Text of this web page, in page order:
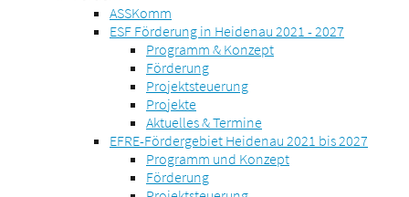
ASSKomm
ESF Förderung in Heidenau 2021 - 2027
Programm & Konzept
Förderung
Projektsteuerung
Projekte
Aktuelles & Termine
EFRE-Fördergebiet Heidenau 2021 bis 2027
Programm und Konzept
Förderung